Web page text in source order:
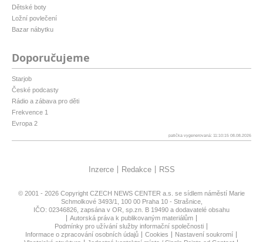
Dětské boty
Ložní povlečení
Bazar nábytku
Doporučujeme
Starjob
České podcasty
Rádio a zábava pro děti
Frekvence 1
Evropa 2
patička vygenerovaná: 11:10:15 08.08.2026
Inzerce Redakce RSS
© 2001 - 2026 Copyright CZECH NEWS CENTER a.s. se sídlem náměstí Marie
Schmolkové 3493/1, 100 00 Praha 10 - Strašnice,
IČO: 02346826, zapsána v OR, sp.zn. B 19490 a dodavatelé obsahu
Autorská práva k publikovaným materiálům
Podmínky pro užívání služby informační společnosti
Informace o zpracování osobních údajů
Cookies
Nastavení soukromí